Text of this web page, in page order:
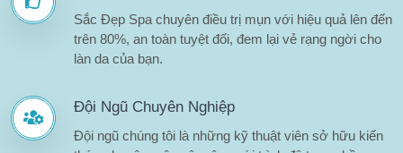
Sắc Đẹp Spa chuyên điều trị mụn với hiệu quả lên đến
trên 80%, an toàn tuyệt đối, đem lại vẻ rạng ngời cho
làn da của bạn.
Đội Ngũ Chuyên Nghiệp
Đội ngũ chúng tôi là những kỹ thuật viên sở hữu kiến